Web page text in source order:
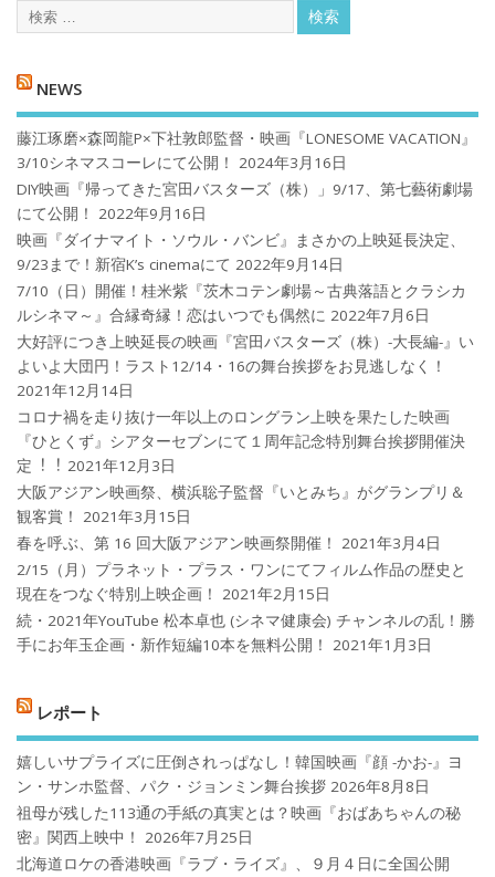
NEWS
藤江琢磨×森岡龍P×下社敦郎監督・映画『LONESOME VACATION』
3/10シネマスコーレにて公開！
2024年3月16日
DIY映画『帰ってきた宮田バスターズ（株）」9/17、第七藝術劇場
にて公開！
2022年9月16日
映画『ダイナマイト・ソウル・バンビ』まさかの上映延長決定、
9/23まで！新宿K’s cinemaにて 2022年9月14日
7/10（日）開催！桂米紫『茨木コテン劇場～古典落語とクラシカ
ルシネマ～』合縁奇縁！恋はいつでも偶然に 2022年7月6日
大好評につき上映延長の映画『宮田バスターズ（株）-大長編-』い
よいよ大団円！ラスト12/14・16の舞台挨拶をお見逃しなく！
2021年12月14日
コロナ禍を⾛り抜け⼀年以上のロングラン上映を果たした映画
『ひとくず』シアターセブンにて１周年記念特別舞台挨拶開催決
定︕︕ 2021年12月3日
大阪アジアン映画祭、横浜聡子監督『いとみち』がグランプリ＆
観客賞！
2021年3月15日
春を呼ぶ、第 16 回大阪アジアン映画祭開催！
2021年3月4日
2/15（月）プラネット・プラス・ワンにてフィルム作品の歴史と
現在をつなぐ特別上映企画！
2021年2月15日
続・2021年YouTube 松本卓也 (シネマ健康会) チャンネルの乱！勝
手にお年玉企画・新作短編10本を無料公開！
2021年1月3日
レポート
嬉しいサプライズに圧倒されっぱなし！韓国映画『顔 -かお-』ヨ
ン・サンホ監督、パク・ジョンミン舞台挨拶 2026年8月8日
祖母が残した113通の手紙の真実とは？映画『おばあちゃんの秘
密』関西上映中！
2026年7月25日
北海道ロケの香港映画『ラブ・ライズ』、９月４日に全国公開